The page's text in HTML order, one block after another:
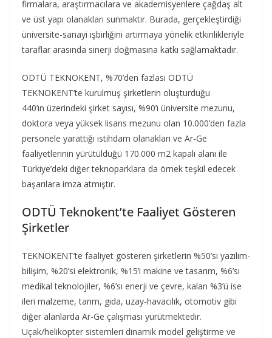
firmalara, araştırmacılara ve akademisyenlere çağdaş alt
ve üst yapı olanakları sunmaktır. Burada, gerçekleştirdiği
üniversite-sanayi işbirliğini artırmaya yönelik etkinlikleriyle
taraflar arasında sinerji doğmasına katkı sağlamaktadır.
ODTÜ TEKNOKENT, %70’den fazlası ODTÜ
TEKNOKENT’te kurulmuş şirketlerin oluşturduğu
440’ın üzerindeki şirket sayısı, %90’ı üniversite mezunu,
doktora veya yüksek lisans mezunu olan 10.000’den fazla
personele yarattığı istihdam olanakları ve Ar-Ge
faaliyetlerinin yürütüldüğü 170.000 m2 kapalı alanı ile
Türkiye’deki diğer teknoparklara da örnek teşkil edecek
başarılara imza atmıştır.
ODTÜ Teknokent’te Faaliyet Gösteren
Şirketler
TEKNOKENT’te faaliyet gösteren şirketlerin %50’si yazılım-
bilişim, %20’si elektronik, %15’i makine ve tasarım, %6’sı
medikal teknolojiler, %6’sı enerji ve çevre, kalan %3’ü ise
ileri malzeme, tarım, gıda, uzay-havacılık, otomotiv gibi
diğer alanlarda Ar-Ge çalışması yürütmektedir.
Uçak/helikopter sistemleri dinamik model geliştirme ve